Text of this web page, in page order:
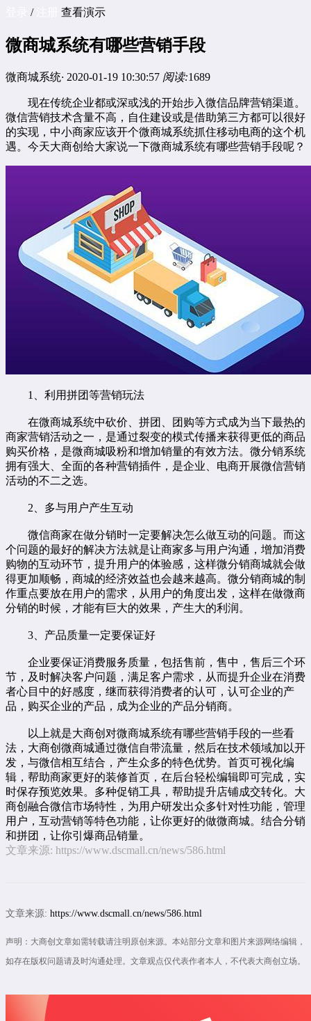
/注册 查看演示
微商城系统有哪些营销手段
微商城系统· 2020-01-19 10:30:57 阅读:1689
现在传统企业都或深或浅的开始步入微信品牌营销渠道。
微信营销技术含量不高，自住建设或是借助第三方都可以很好
的实现，中小商家应该开个微商城系统抓住移动电商的这个机
遇。今天大商创给大家说一下微商城系统有哪些营销手段呢？
1、利用拼团等营销玩法
在微商城系统中砍价、拼团、团购等方式成为当下最热的
商家营销活动之一，是通过裂变的模式传播来获得更低的商品
购买价格，是微商城吸粉和增加销量的有效方法。 微分销系统
拥有强大、全面的各种营销插件，是企业、电商开展微信营销
活动的不二之选。
2、多与用户产生互动
微信商家在做分销时一定要解决怎么做互动的问题。而这
个问题的最好的解决方法就是让商家多与用户沟通，增加消费
购物的互动环节，提升用户的体验感，这样微分销商城就会做
得更加顺畅，商城的经济效益也会越来越高。微分销商城的制
作重点要放在用户的需求，从用户的角度出发，这样在做微商
分销的时候，才能有巨大的效果，产生大的利润。
3、产品质量一定要保证好
企业要保证消费服务质量，包括售前，售中，售后三个环
节，及时解决客户问题，满足客户需求，从而提升企业在消费
者心目中的好感度，继而获得消费者的认可，认可企业的产
品，购买企业的产品，成为企业的产品分销商。
以上就是大商创对微商城系统有哪些营销手段的一些看
法，大商创微商城通过微信自带流量，然后在技术领域加以开
发，与微信相互结合，产生众多的特色优势。首页可视化编
辑，帮助商家更好的装修首页，在后台轻松编辑即可完成，实
时保存预览效果。多种促销工具，帮助提升店铺成交转化。大
商创融合微信市场特性，为用户研发出众多针对性功能，管理
用户，互动营销等特色功能，让你更好的做微商城。结合分销
和拼团，让你引爆商品销量。
文章来源: https://www.dscmall.cn/news/586.html
文章来源: https://www.dscmall.cn/news/586.html
声明：大商创文章如需转载请注明原创来源。本站部分文章和图片来源网络编辑，
如存在版权问题请及时沟通处理。文章观点仅代表作者本人，不代表大商创立场。